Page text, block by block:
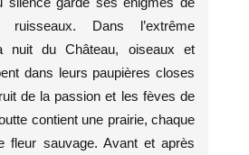
Dans l’extrême
nuit du Château, oiseaux et
dans leurs paupières closes
de la passion et les fèves de
contient une prairie, chaque
fleur sauvage. Avant et après